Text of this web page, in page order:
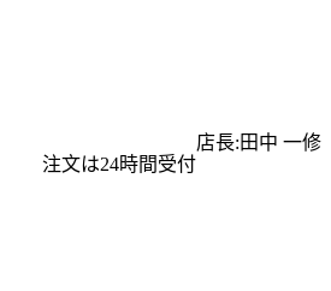
店長:田中 一修
注文は24時間受付